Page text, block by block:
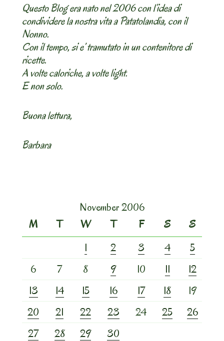
Questo Blog era nato nel 2006 con l’idea di
condividere la nostra vita a Patatolandia, con il
Nonno.
Con il tempo, si e’ tramutato in un contenitore di
ricette.
A volte caloriche, a volte light.
E non solo.
Buona lettura,
Barbara
November 2006
M
T W T F S
S
1
2 3 4
5
6
7 8 9 10 11
12
13
14 15 16 17 18
19
20
21 22 23 24 25
26
27
28 29
30